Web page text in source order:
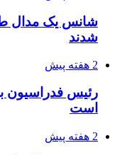
شدند
2 هفته پیش
رئیس فدراسیون
است
2 هفته پیش